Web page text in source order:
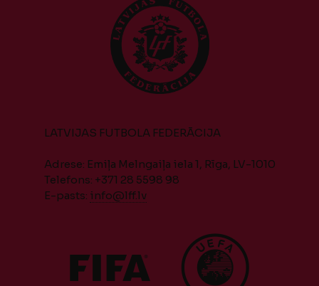
LATVIJAS FUTBOLA FEDERĀCIJA
Adrese: Emiļa Melngaiļa iela 1, Rīga, LV-1010
Telefons: +371 28 5598 98
E-pasts: info@lff.lv